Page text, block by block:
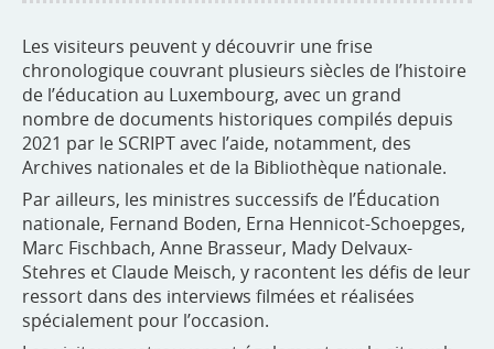
Les visiteurs peuvent y découvrir une frise
chronologique couvrant plusieurs siècles de l’histoire
de l’éducation au Luxembourg, avec un grand
nombre de documents historiques compilés depuis
2021 par le SCRIPT avec l’aide, notamment, des
Archives nationales et de la Bibliothèque nationale.
Par ailleurs, les ministres successifs de l’Éducation
nationale, Fernand Boden, Erna Hennicot-Schoepges,
Marc Fischbach, Anne Brasseur, Mady Delvaux-
Stehres et Claude Meisch, y racontent les défis de leur
ressort dans des interviews filmées et réalisées
spécialement pour l’occasion.